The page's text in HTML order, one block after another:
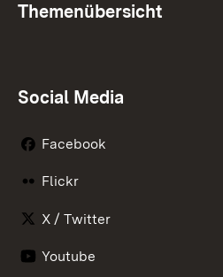
Themenübersicht
Social Media
Facebook
Flickr
X / Twitter
Youtube